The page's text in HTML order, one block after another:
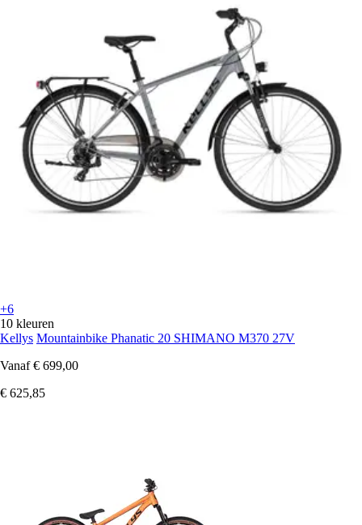
+6
10 kleuren
Kellys Mountainbike Phanatic 20 SHIMANO M370 27V
Vanaf € 699,00
€ 625,85